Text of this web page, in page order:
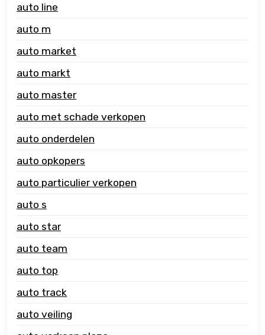
auto line
auto m
auto market
auto markt
auto master
auto met schade verkopen
auto onderdelen
auto opkopers
auto particulier verkopen
auto s
auto star
auto team
auto top
auto track
auto veiling